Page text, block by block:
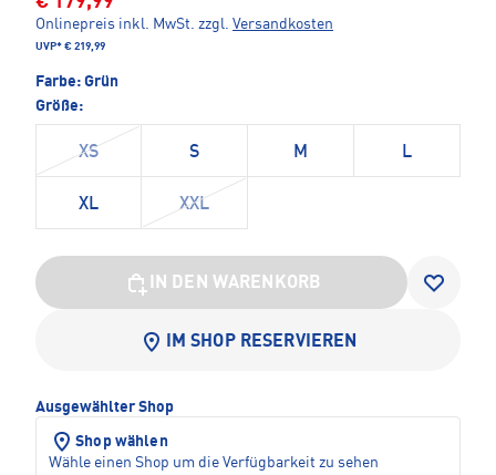
Onlinepreis inkl. MwSt. zzgl. Versandkosten
UVP* € 219,99
Farbe: Grün
Größe:
XS S M L
XL XXL
IN DEN WARENKORB
IM SHOP RESERVIEREN
Ausgewählter Shop
Shop wählen
Wähle einen Shop um die Verfügbarkeit zu sehen